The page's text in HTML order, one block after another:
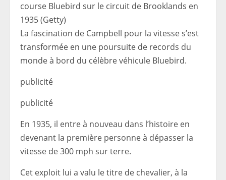
course Bluebird sur le circuit de Brooklands en
1935 (Getty)
La fascination de Campbell pour la vitesse s’est
transformée en une poursuite de records du
monde à bord du célèbre véhicule Bluebird.
publicité
publicité
En 1935, il entre à nouveau dans l’histoire en
devenant la première personne à dépasser la
vitesse de 300 mph sur terre.
Cet exploit lui a valu le titre de chevalier, à la